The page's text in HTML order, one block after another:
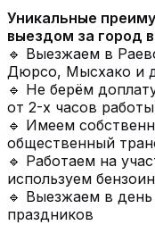
Уникальные
выездом за город
🔹 Выезжаем в
Дюрсо, Мысхако и
🔹 Не берём
от 2-х часов
🔹 Имеем
общественный
🔹 Работаем на
используем
🔹 Выезжаем в
праздников